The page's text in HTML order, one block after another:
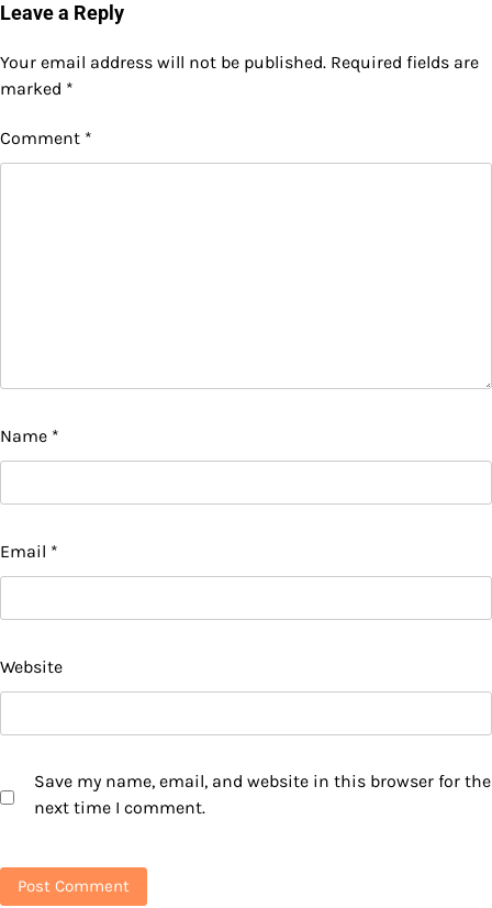
Leave a Reply
Your email address will not be published. Required fields are
marked *
Comment *
Name *
Email *
Website
Save my name, email, and website in this browser for the
next time I comment.